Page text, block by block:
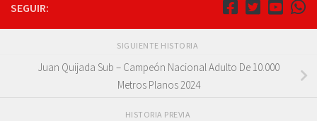
SEGUIR:
SIGUIENTE HISTORIA
Juan Quijada Sub – Campeón Nacional Adulto De 10.000
Metros Planos 2024
HISTORIA PREVIA